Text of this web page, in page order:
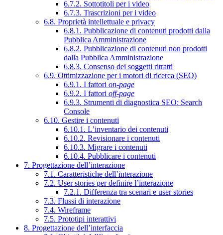
6.7.2. Sottotitoli per i video
6.7.3. Trascrizioni per i video
6.8. Proprietà intellettuale e privacy
6.8.1. Pubblicazione di contenuti prodotti dalla
Pubblica Amministrazione
6.8.2. Pubblicazione di contenuti non prodotti
dalla Pubblica Amministrazione
6.8.3. Consenso dei soggetti ritratti
6.9. Ottimizzazione per i motori di ricerca (SEO)
6.9.1. I fattori on-page
6.9.2. I fattori off-page
6.9.3. Strumenti di diagnostica SEO: Search
Console
6.10. Gestire i contenuti
6.10.1. L’inventario dei contenuti
6.10.2. Revisionare i contenuti
6.10.3. Migrare i contenuti
6.10.4. Pubblicare i contenuti
7. Progettazione dell’interazione
7.1. Caratteristiche dell’interazione
7.2. User stories per definire l’interazione
7.2.1. Differenza tra scenari e user stories
7.3. Flussi di interazione
7.4. Wireframe
7.5. Prototipi interattivi
8. Progettazione dell’interfaccia